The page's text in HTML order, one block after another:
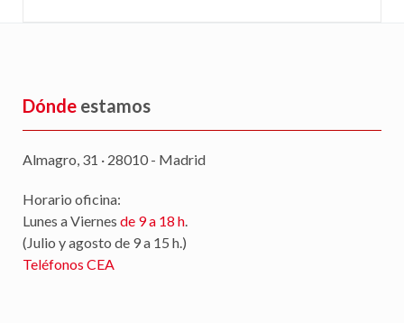
Dónde estamos
Almagro, 31 · 28010 - Madrid
Horario oficina:
Lunes a Viernes de 9 a 18 h
(Julio y agosto de 9 a 15 h.)
Teléfonos CEA